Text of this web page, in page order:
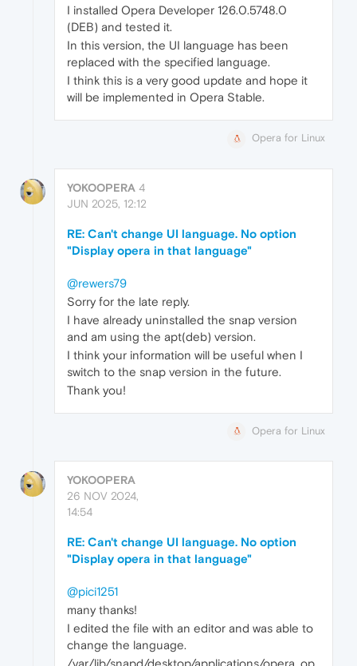
I installed Opera Developer 126.0.5748.0
(DEB) and tested it.
In this version, the UI language has been
replaced with the specified language.
I think this is a very good update and hope it
will be implemented in Opera Stable.
Opera for Linux
YOKOOPERA 4
JUN 2025, 12:12
RE: Can't change UI language. No option
"Display opera in that language"
@rewers79
Sorry for the late reply.
I have already uninstalled the snap version
and am using the apt(deb) version.
I think your information will be useful when I
switch to the snap version in the future.
Thank you!
Opera for Linux
YOKOOPERA
26 NOV 2024,
14:54
RE: Can't change UI language. No option
"Display opera in that language"
@pici1251
many thanks!
I edited the file with an editor and was able to
change the language.
/var/lib/snapd/desktop/applications/opera_op